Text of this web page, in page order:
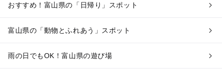
おすすめ！富山県の「日帰り」スポット
富山県の「動物とふれあう」スポット
雨の日でもOK！富山県の遊び場